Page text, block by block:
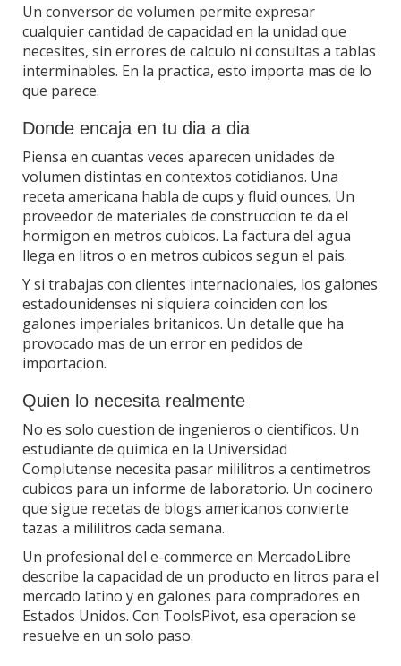
Un conversor de volumen permite expresar
cualquier cantidad de capacidad en la unidad que
necesites, sin errores de calculo ni consultas a tablas
interminables. En la practica, esto importa mas de lo
que parece.
Donde encaja en tu dia a dia
Piensa en cuantas veces aparecen unidades de
volumen distintas en contextos cotidianos. Una
receta americana habla de cups y fluid ounces. Un
proveedor de materiales de construccion te da el
hormigon en metros cubicos. La factura del agua
llega en litros o en metros cubicos segun el pais.
Y si trabajas con clientes internacionales, los galones
estadounidenses ni siquiera coinciden con los
galones imperiales britanicos. Un detalle que ha
provocado mas de un error en pedidos de
importacion.
Quien lo necesita realmente
No es solo cuestion de ingenieros o cientificos. Un
estudiante de quimica en la Universidad
Complutense necesita pasar mililitros a centimetros
cubicos para un informe de laboratorio. Un cocinero
que sigue recetas de blogs americanos convierte
tazas a mililitros cada semana.
Un profesional del e-commerce en MercadoLibre
describe la capacidad de un producto en litros para el
mercado latino y en galones para compradores en
Estados Unidos. Con ToolsPivot, esa operacion se
resuelve en un solo paso.